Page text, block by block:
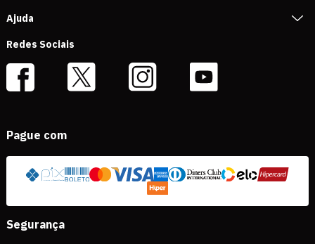
Ajuda
Redes Sociais
Pague com
Segurança